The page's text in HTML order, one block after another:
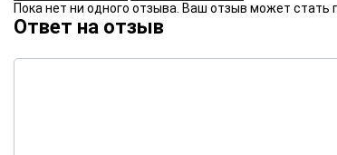
Пока нет ни одного отзыва. Ваш отзыв может стать
Ответ на отзыв